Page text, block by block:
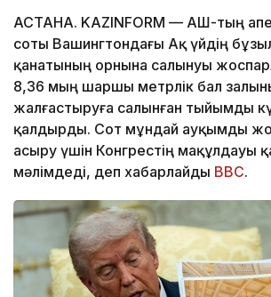
АСТАНА. KAZINFORM — АҚШ-тың
соты Вашингтондағы Ақ үйдің
қанатының орнына салынуы
8,36 мың шаршы метрлік бал
жалғастыруға салынған тыйымды
қалдырды. Сот мұндай ауқымды
асыру үшін Конгрестің мақұлдауы
мәлімдеді, деп хабарлайды BBC.